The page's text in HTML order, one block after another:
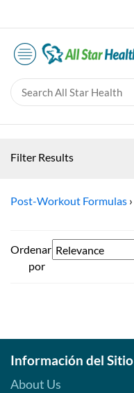
Filter Results
Post-Workout Formulas ›
Ordenar
por
Información del Sitio
About Us